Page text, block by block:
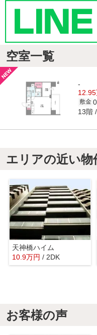
空室一覧
-
12.95
敷金
13階
エリアの近い物
天神橋ハイム
10.9万円 / 2DK
お客様の声